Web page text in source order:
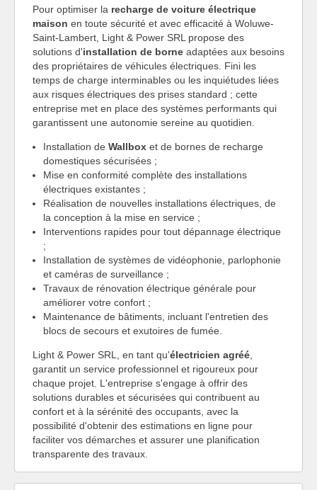
Pour optimiser la recharge de voiture électrique
maison en toute sécurité et avec efficacité à Woluwe-
Saint-Lambert, Light & Power SRL propose des
solutions d'installation de borne adaptées aux besoins
des propriétaires de véhicules électriques. Fini les
temps de charge interminables ou les inquiétudes liées
aux risques électriques des prises standard ; cette
entreprise met en place des systèmes performants qui
garantissent une autonomie sereine au quotidien.
Installation de Wallbox et de bornes de recharge
domestiques sécurisées ;
Mise en conformité complète des installations
électriques existantes ;
Réalisation de nouvelles installations électriques, de
la conception à la mise en service ;
Interventions rapides pour tout dépannage électrique
;
Installation de systèmes de vidéophonie, parlophonie
et caméras de surveillance ;
Travaux de rénovation électrique générale pour
améliorer votre confort ;
Maintenance de bâtiments, incluant l'entretien des
blocs de secours et exutoires de fumée.
Light & Power SRL, en tant qu'électricien agréé
garantit un service professionnel et rigoureux pour
chaque projet. L'entreprise s'engage à offrir des
solutions durables et sécurisées qui contribuent au
confort et à la sérénité des occupants, avec la
possibilité d'obtenir des estimations en ligne pour
faciliter vos démarches et assurer une planification
transparente des travaux.